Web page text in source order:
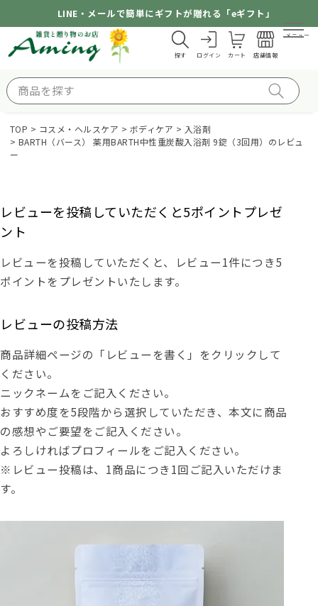
LINE・メールで簡単にギフトが贈れる「eギフト」
探す ログイン カート 店舗情報
メニュー
TOP コスメ・ヘルスケア ボディケア
入浴剤
BARTH（バース） 薬用BARTH中性重炭酸入浴剤 9錠（3回用）のレビュ
ー
レビューを投稿していただくと5ポイントプレゼ
ント
レビューを投稿していただくと、レビュー1件につき5
ポイントをプレゼントいたします。
レビューの投稿方法
商品詳細ページの「レビューを書く」をクリックして
ください。
ニックネームをご記入ください。
おすすめ度を5段階から選択していただき、本文に商品
の感想やご要望をご記入ください。
よろしければプロフィールをご記入ください。
※レビュー投稿は、1商品につき1回ご記入いただけま
す。